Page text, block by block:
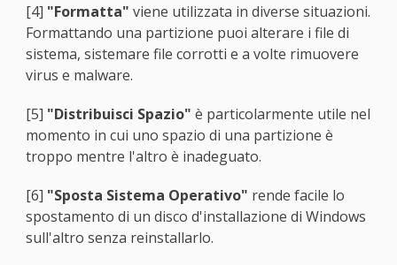
[4] "Formatta" viene utilizzata in diverse situazioni.
Formattando una partizione puoi alterare i file di
sistema, sistemare file corrotti e a volte rimuovere
virus e malware.
[5] "Distribuisci Spazio" è particolarmente utile nel
momento in cui uno spazio di una partizione è
troppo mentre l'altro è inadeguato.
[6] "Sposta Sistema Operativo" rende facile lo
spostamento di un disco d'installazione di Windows
sull'altro senza reinstallarlo.